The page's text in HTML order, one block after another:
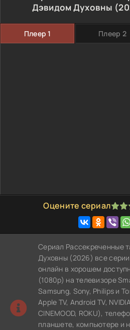
Дэвидом Духовны
Плеер 1 Плеер 2
Оцените сериал
1 2 3 4 5
Сериал Рассекреченные
Духовны (2026) все
онлайн в хорошем
(1080p) на телевизоре
Samsung, Sony, Philips и
Apple TV, Android TV,
CINEMOOD, ROKU),
планшете, компьютере и